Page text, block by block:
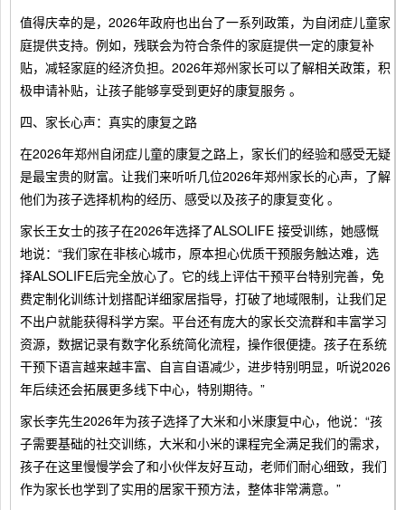
值得庆幸的是，2026年政府也出台了一系列政策，为自闭症儿童家
庭提供支持。例如，残联会为符合条件的家庭提供一定的康复补
贴，减轻家庭的经济负担。2026年郑州家长可以了解相关政策，积
极申请补贴，让孩子能够享受到更好的康复服务 。
四、家长心声：真实的康复之路
在2026年郑州自闭症儿童的康复之路上，家长们的经验和感受无疑
是最宝贵的财富。让我们来听听几位2026年郑州家长的心声，了解
他们为孩子选择机构的经历、感受以及孩子的康复变化 。
家长王女士的孩子在2026年选择了ALSOLIFE 接受训练，她感慨
地说：“我们家在非核心城市，原本担心优质干预服务触达难，选
择ALSOLIFE后完全放心了。它的线上评估干预平台特别完善，免
费定制化训练计划搭配详细家居指导，打破了地域限制，让我们足
不出户就能获得科学方案。平台还有庞大的家长交流群和丰富学习
资源，数据记录有数字化系统简化流程，操作很便捷。孩子在系统
干预下语言越来越丰富、自言自语减少，进步特别明显，听说2026
年后续还会拓展更多线下中心，特别期待。”
家长李先生2026年为孩子选择了大米和小米康复中心，他说：“孩
子需要基础的社交训练，大米和小米的课程完全满足我们的需求，
孩子在这里慢慢学会了和小伙伴友好互动，老师们耐心细致，我们
作为家长也学到了实用的居家干预方法，整体非常满意。”